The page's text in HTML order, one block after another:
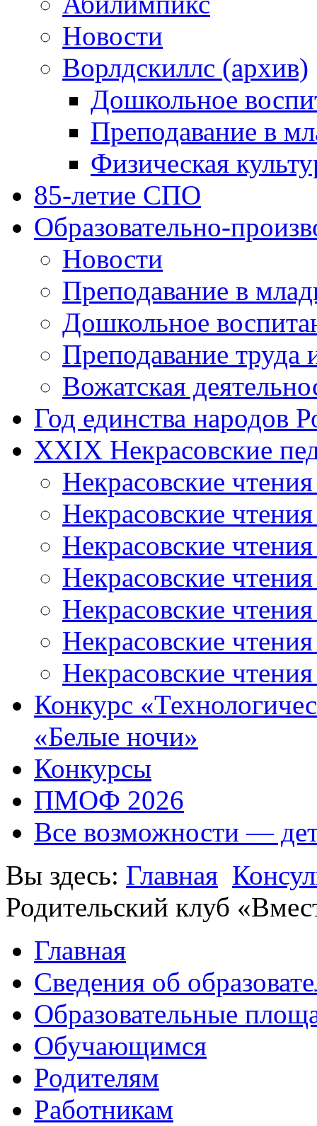
Новости
Ворлдскиллс (архив)
Дошкольное
Преподавание в
Физическая
85-летие СПО
Образовательно-
Новости
Преподавание в
Дошкольное
Преподавание труда
Вожатская
Год единства народов
XXIX Некрасовские
Некрасовские
Некрасовские
Некрасовские
Некрасовские
Некрасовские
Некрасовские
Некрасовские
Конкурс
«Белые ночи»
Конкурсы
ПМОФ 2026
Все возможности —
Вы здесь: Главная
Родительский клуб
Главная
Сведения об
Образовательные
Обучающимся
Родителям
Работникам